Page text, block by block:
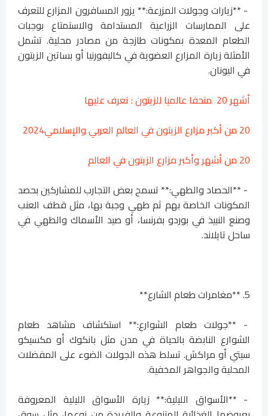
- **زيارات وجولات المزرعة:** يزور المسافرون المزارع للتعرف
على الممارسات الزراعية المستدامة والاستمتاع بوجبات
الطعام المعدة بمكونات طازجة من مصادر محلية. تشمل
الأمثلة زيارة المزارع العضوية في كاليفورنيا أو بساتين الزيتون
في اليونان.
أشهر 20 متحفا عالميا للزيتون : تعرف عليها
20 من أكبر مزارع الزيتون في العالم العربي والإسلامي2024
20 من أشهر وأكبر مزارع الزيتون في العالم
- **الحصاد والطهي:** تسمح بعض التجارب للمشاركين بحصد
المكونات الخاصة بهم ثم طهي وجبة بها، مثل قطف العنب
وصنع النبيذ في بوردو بفرنسا، أو صيد الأسماك والطهي في
ساحل تايلاند.
5. **مغامرات طعام الشارع**
- **جولات طعام الشوارع:** استكشاف مشاهد طعام
الشوارع النابضة بالحياة في مدن مثل بانكوك أو مكسيكو
سيتي أو مراكش. تسلط هذه الجولات الضوء على المفضلات
المحلية والجواهر المخفية.
- **الأسواق الليلية:** زيارة الأسواق الليلية المعروفة